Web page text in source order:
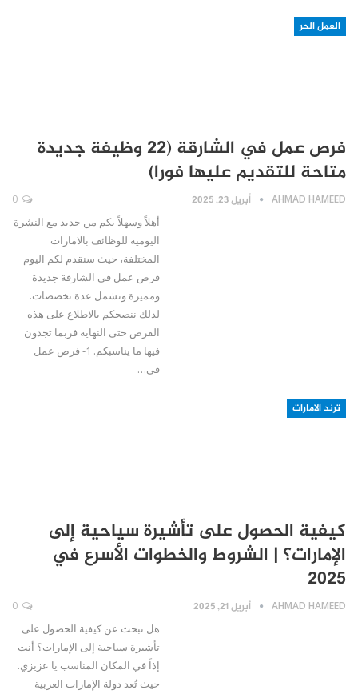
العمل الحر
فرص عمل في الشارقة (22 وظيفة جديدة
متاحة للتقديم عليها فورا)
AHMAD HAMEED أبريل 23, 2025
أهلاً وسهلاً بكم من جديد مع النشرة
اليومية للوظائف بالامارات
المختلفة، حيث سنقدم لكم اليوم
فرص عمل في الشارقة جديدة
ومميزة وتشمل عدة تخصصات.
لذلك ننصحكم بالاطلاع على هذه
الفرص حتى النهاية فربما تجدون
فيها ما يناسبكم. 1- فرص عمل
في…
ترند الامارات
كيفية الحصول على تأشيرة سياحية إلى
الإمارات؟ | الشروط والخطوات الأسرع في
2025
AHMAD HAMEED أبريل 21, 2025
هل تبحث عن كيفية الحصول على
تأشيرة سياحية إلى الإمارات؟ أنت
إذاً في المكان المناسب يا عزيزي.
حيث تُعد دولة الإمارات العربية